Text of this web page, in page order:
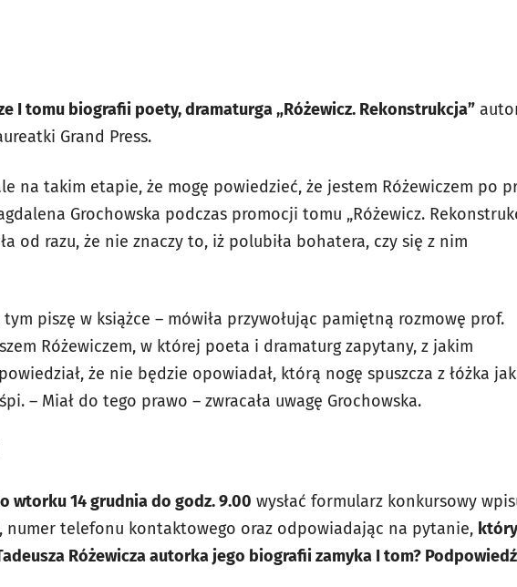
I tomu biografii poety, dramaturga „Różewicz. Rekonstrukcja”
Grand Press.
na takim etapie, że mogę powiedzieć, że jestem Różewiczem po
Grochowska podczas promocji tomu „Różewicz.
od razu, że nie znaczy to, iż polubiła bohatera, czy się z nim
tym piszę w książce – mówiła przywołując pamiętną rozmowę prof.
Różewiczem, w której poeta i dramaturg zapytany, z jakim
że nie będzie opowiadał, którą nogę spuszcza z łóżka
– Miał do tego prawo – zwracała uwagę Grochowska.
wtorku 14 grudnia do godz. 9.00 wysłać formularz konkursowy
numer telefonu kontaktowego oraz odpowiadając na pytanie,
Różewicza autorka jego biografii zamyka I tom? Podpowiedź